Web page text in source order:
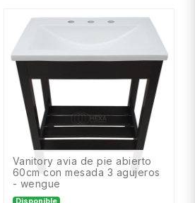
vanitory avia de pie abierto
60cm con mesada 3 agujeros
- wengue